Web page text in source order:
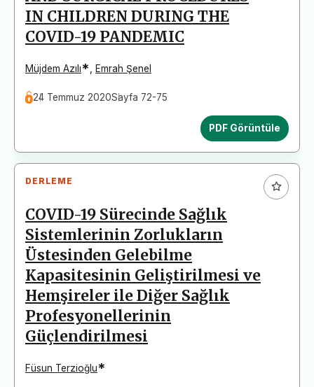
IN CHILDREN DURING THE
COVID-19 PANDEMIC
Müjdem Azılı* Emrah Şenel
24 Temmuz 2020Sayfa 72-75
PDF Görüntüle
DERLEME
COVID-19 Sürecinde Sağlık
Sistemlerinin Zorlukların
Üstesinden Gelebilme
Kapasitesinin Geliştirilmesi ve
Hemşireler ile Diğer Sağlık
Profesyonellerinin
Güçlendirilmesi
Füsun Terzioğlu*